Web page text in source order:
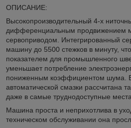
ОПИСАНИЕ:
Высокопроизводительный 4-х
дифференциальным продвижением
сервоприводом. Интегрированный
машину до 5500 стежков в минуту,
показателем для промышленного
уменьшает потребление
пониженным коэффициентом шума.
автоматической смазки рассчитана
даже в самые труднодоступные
Машина проста и неприхотлива в
техническом обслуживании она